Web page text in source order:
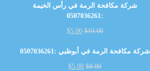
شركة مكافحة الرمة في رأس الخيمة
:0507036261
$10.00
$5.00
شركة مكافحة الرمة في أبوظبي :0507036261
$8.00
$5.00